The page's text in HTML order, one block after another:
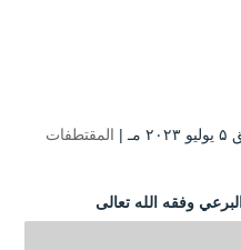
المقتطفات
وفقه الله تعالى